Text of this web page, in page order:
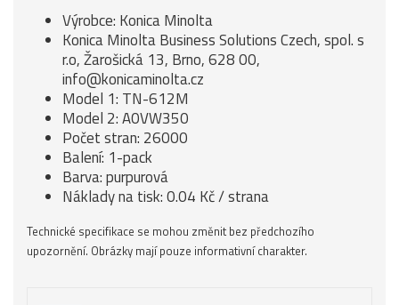
Výrobce: Konica Minolta
Konica Minolta Business Solutions Czech, spol. s
r.o, Žarošická 13, Brno, 628 00,
info@konicaminolta.cz
Model 1: TN-612M
Model 2: A0VW350
Počet stran: 26000
Balení: 1-pack
Barva: purpurová
Náklady na tisk: 0.04 Kč / strana
Technické specifikace se mohou změnit bez předchozího
upozornění. Obrázky mají pouze informativní charakter.